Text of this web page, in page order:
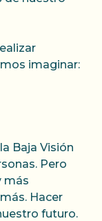
imaginar:
Baja Visión
Pero
más
Hacer
futuro.